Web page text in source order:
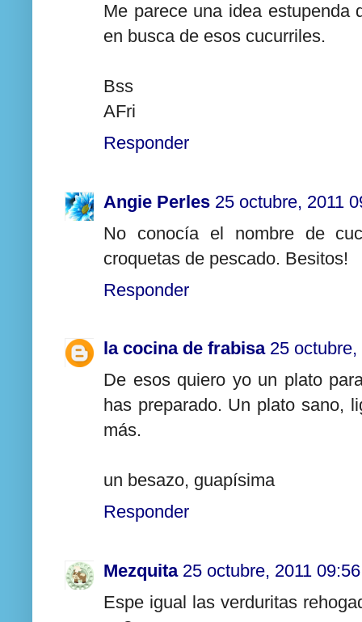
Me parece una idea estupenda
en busca de esos cucurriles.
Bss
AFri
Responder
Angie Perles 25 octubre, 2011
No conocía el nombre de
croquetas de pescado. Besitos!
Responder
la cocina de frabisa 25
De esos quiero yo un plato
has preparado. Un plato sano,
más.
un besazo, guapísima
Responder
Mezquita 25 octubre, 2011 09:56
Espe igual las verduritas